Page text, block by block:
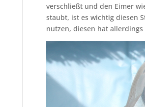
verschließt und den Eimer
staubt, ist es wichtig diesen
nutzen, diesen hat